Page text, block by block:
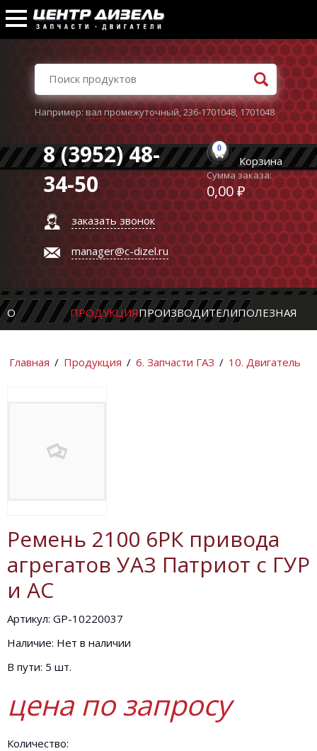
Например:вал промежуточный,236-1701048,1701048
8 (3952) 48-
34-50
заказать звонок
manager@c-dizel.ru
0
Корзина
Сумма заказа:
0,00 ₽
О ПРОДУКЦИЯПРОИЗВОДИТЕЛИПОЛЕЗНАЯ
Главная / Продукция / 6. Запчасти ГАЗ / 10. Двигатель
Ремень 2100 6РК привода
агрегатов УАЗ Патриот с ГУР
и AC
Артикул: GP-10220037
Наличие: Нет в наличии
В пути: 5 шт.
цена по запросу
Количество: